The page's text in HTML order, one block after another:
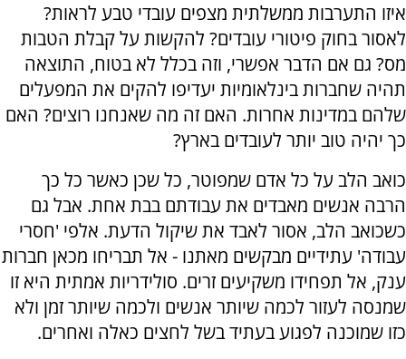
איזו התערבות ממשלתית מצפים עובדי טבע לראות?
לאסור בחוק פיטורי עובדים? להקשות על קבלת הטבות
מס? גם אם הדבר אפשרי, וזה בכלל לא בטוח, התוצאה
תהיה שחברות בינלאומיות יעדיפו להקים את המפעלים
שלהם במדינות אחרות. האם זה מה שאנחנו רוצים? האם
כך יהיה טוב יותר לעובדים בארץ?
כואב הלב על כל אדם שמפוטר, כל שכן כאשר כל כך
הרבה אנשים מאבדים את עבודתם בבת אחת. אבל גם
כשכואב הלב, אסור לאבד את שיקול הדעת. אלפי 'חסרי
עבודה' עתידיים מבקשים מאתנו - אל תבריחו מכאן חברות
ענק, אל תפחידו משקיעים זרים. סולידריות אמתית היא זו
שמנסה לעזור לכמה שיותר אנשים ולכמה שיותר זמן ולא
כזו שמוכנה לפגוע בעתיד בשל לחצים כאלה ואחרים.